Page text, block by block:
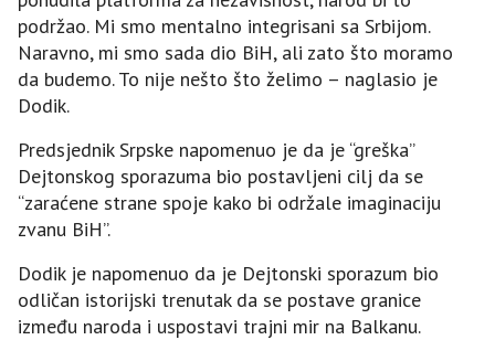
podržao. Mi smo mentalno integrisani sa Srbijom.
Naravno, mi smo sada dio BiH, ali zato što moramo
da budemo. To nije nešto što želimo – naglasio je
Dodik.
Predsjednik Srpske napomenuo je da je “greška”
Dejtonskog sporazuma bio postavljeni cilj da se
“zaraćene strane spoje kako bi održale imaginaciju
zvanu BiH”.
Dodik je napomenuo da je Dejtonski sporazum bio
odličan istorijski trenutak da se postave granice
između naroda i uspostavi trajni mir na Balkanu.